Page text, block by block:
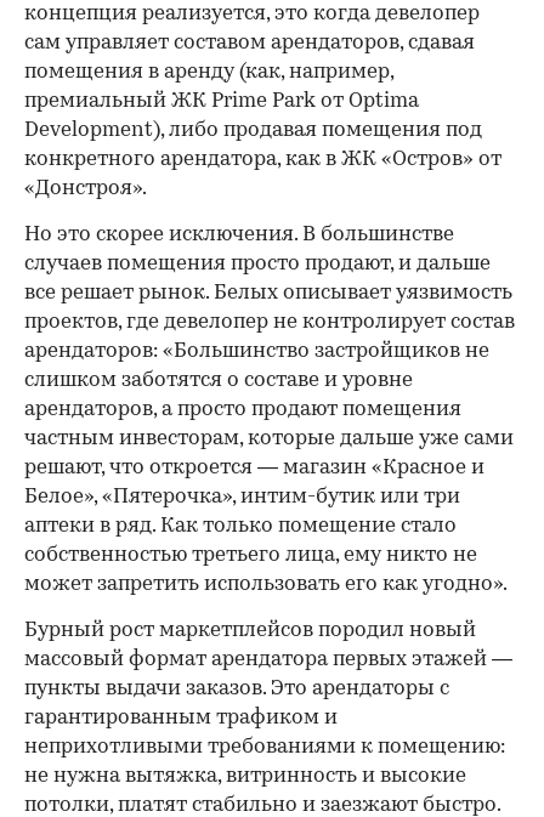
концепция реализуется, это когда девелопер
сам управляет составом арендаторов, сдавая
помещения в аренду (как, например,
премиальный ЖК Prime Park от Optima
Development), либо продавая помещения под
конкретного арендатора, как в ЖК «Остров» от
«Донстроя».
Но это скорее исключения. В большинстве
случаев помещения просто продают, и дальше
все решает рынок. Белых описывает уязвимость
проектов, где девелопер не контролирует состав
арендаторов: «Большинство застройщиков не
слишком заботятся о составе и уровне
арендаторов, а просто продают помещения
частным инвесторам, которые дальше уже сами
решают, что откроется — магазин «Красное и
Белое», «Пятерочка», интим-бутик или три
аптеки в ряд. Как только помещение стало
собственностью третьего лица, ему никто не
может запретить использовать его как угодно».
Бурный рост маркетплейсов породил новый
массовый формат арендатора первых этажей —
пункты выдачи заказов. Это арендаторы с
гарантированным трафиком и
неприхотливыми требованиями к помещению:
не нужна вытяжка, витринность и высокие
потолки, платят стабильно и заезжают быстро.